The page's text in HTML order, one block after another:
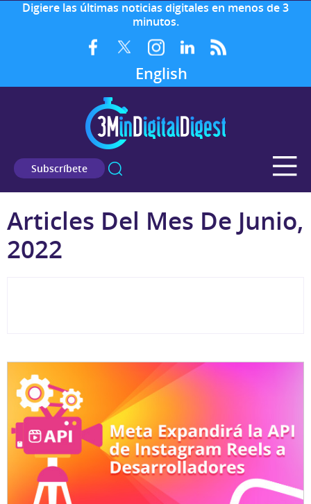
Digiere las últimas noticias digitales en menos de 3
minutos.
English
Subscríbete
Articles Del Mes De Junio,
2022